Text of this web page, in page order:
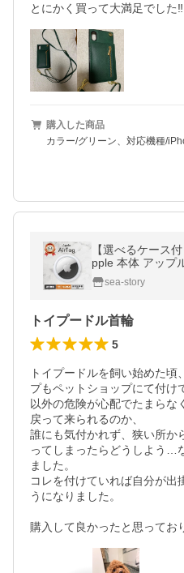
購入した商品
カラー/グリーン、対応機種/
【選べるケース
pple 本体 アップ
エアーたぐ えあた
sea-story
トイプードル首輪
5
トイプードルを飼い始めた
プもペットショップにて付け
以外の危険が心配でたまらな
戻って来られるのか、
誰にも気付かれず、狭い所か
ってしまったらどうしよう…
ました。
コレを付けていれば自分が出
うになりました。